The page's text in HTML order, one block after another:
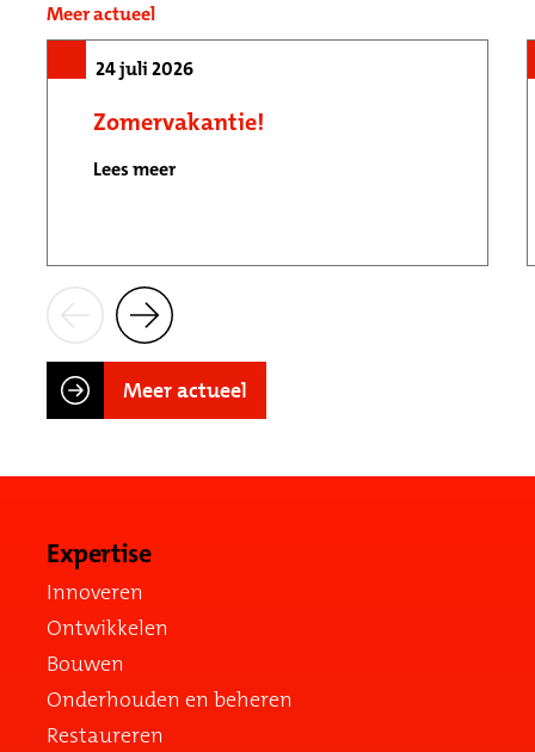
Meer actueel
24 juli 2026
Zomervakantie!
Lees meer
Meer actueel
Expertise
Innoveren
Ontwikkelen
Bouwen
Onderhouden en beheren
Restaureren